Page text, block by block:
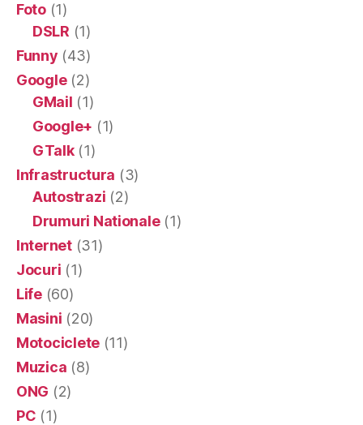
Foto(1)
DSLR (1)
Funny (43)
Google(2)
GMail (1)
Google+ (1)
GTalk(1)
Infrastructura (3)
Autostrazi (2)
Drumuri Nationale(1)
Internet(31)
Jocuri (1)
Life(60)
Masini (20)
Motociclete (11)
Muzica (8)
ONG (2)
PC (1)